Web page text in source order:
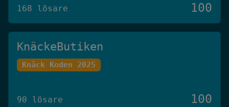
168 lösare 100
KnäckeButiken
Knäck Koden 2025
90 lösare 100